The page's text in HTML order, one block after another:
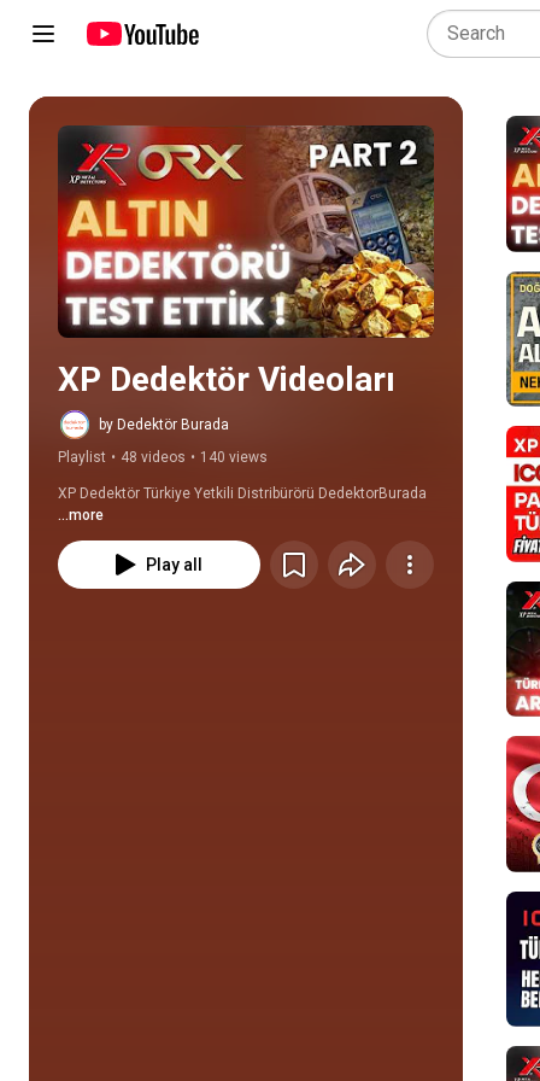
Play all
XP Dedektör Videoları
by Dedektör Burada
Playlist • 48 videos • 140 views
XP Dedektör Türkiye Yetkili Distribürörü DedektorBurada
...more
Play all